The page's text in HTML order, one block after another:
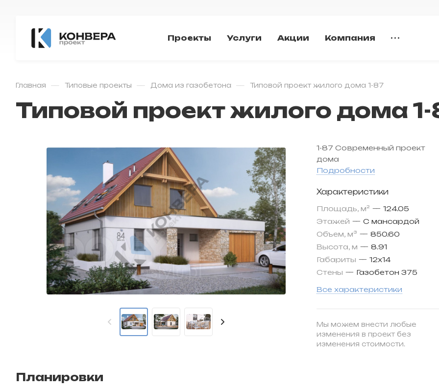
Проекты Услуги Акции Компания
Главная — Типовые проекты — Дома из газобетона — Типовой проект жилого дома 1-87
Типовой проект жилого дома 1-
1-87 Современный проект
дома
Подробности
Характеристики
Площадь, м² — 124.05
Этажей — С мансардой
Объем, м³ — 850.60
Высота, м — 8.91
Габариты — 12х14
Стены — Газобетон 375
Все характеристики
Мы можем внести любые
изменения в проект без
изменения стоимости.
Планировки